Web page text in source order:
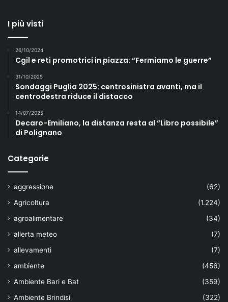
I più visti
26/10/2024
Cgil e reti promotrici in piazza: “Fermiamo le guerre”
31/10/2025
Sondaggi Puglia 2025: centrosinistra avanti, ma il
centrodestra riduce il distacco
14/07/2025
Decaro-Emiliano, la distanza resta al “Libro possibile”
di Polignano
Categorie
aggressione
(62)
Agricoltura
(1.224)
agroalimentare
(34)
allerta meteo
(7)
allevamenti
(7)
ambiente
(456)
Ambiente Bari e Bat
(359)
Ambiente Brindisi
(322)